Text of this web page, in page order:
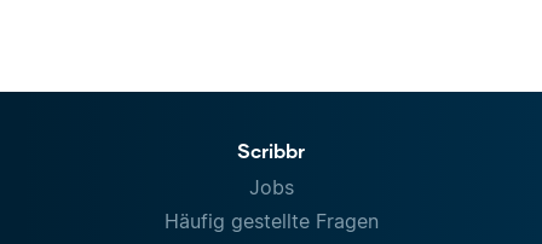
Scribbr
Jobs
Häufig gestellte Fragen